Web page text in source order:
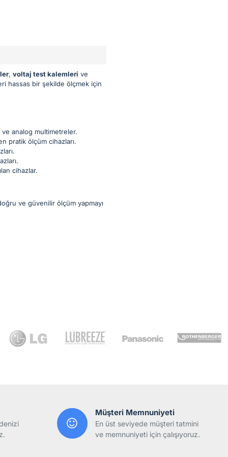
, voltaj test kalemleri ve
hassas bir şekilde ölçmek için
analog multimetreler.
pratik ölçüm cihazları.
cihazlar.
ve güvenilir ölçüm yapmayı
Müşteri Memnuniyeti
En üst seviyede müşteri tatmini
ve memnuniyeti için çalışıyoruz.